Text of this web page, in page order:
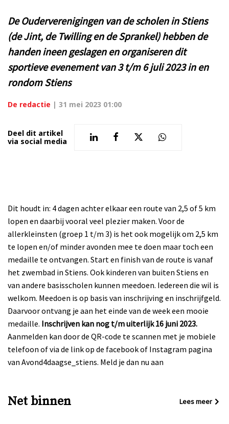
De Ouderverenigingen van de scholen in Stiens
(de Jint, de Twilling en de Sprankel) hebben de
handen ineen geslagen en organiseren dit
sportieve evenement van 3 t/m 6 juli 2023 in en
rondom Stiens
De redactie | 31 mei 2023 01:00
Deel dit artikel
via social media
Dit houdt in: 4 dagen achter elkaar een route van 2,5 of 5 km
lopen en daarbij vooral veel plezier maken. Voor de
allerkleinsten (groep 1 t/m 3) is het ook mogelijk om 2,5 km
te lopen en/of minder avonden mee te doen maar toch een
medaille te ontvangen. Start en finish van de route is vanaf
het zwembad in Stiens. Ook kinderen van buiten Stiens en
van andere basisscholen kunnen meedoen. Iedereen die wil is
welkom. Meedoen is op basis van inschrijving en inschrijfgeld.
Daarvoor ontvang je aan het einde van de week een mooie
medaille. Inschrijven kan nog t/m uiterlijk 16 juni 2023.
Aanmelden kan door de QR-code te scannen met je mobiele
telefoon of via de link op de facebook of Instagram pagina
van Avond4daagse_stiens. Meld je dan nu aan
Net binnen Lees meer